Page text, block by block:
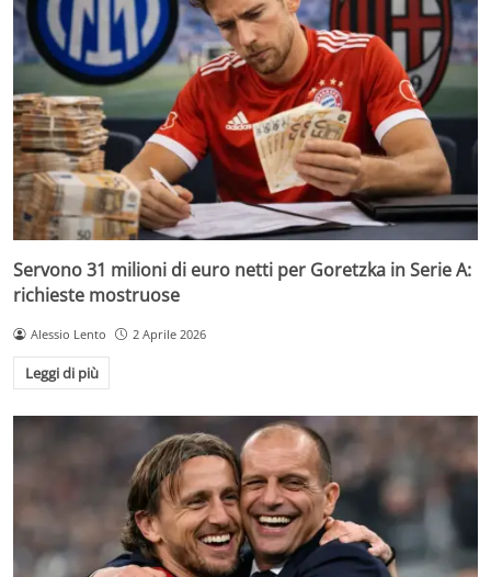
Servono 31 milioni di euro netti per Goretzka in Serie A:
richieste mostruose
Alessio Lento 2 Aprile 2026
Leggi di più